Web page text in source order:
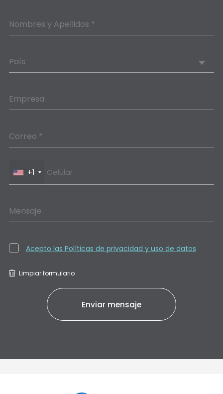
Nombres y Apellidos *
País
Empresa
Correo *
+1
Mensaje
Acepto las Políticas de privacidad y uso de datos
Limpiar formulario